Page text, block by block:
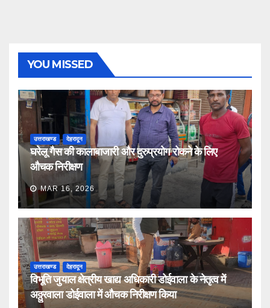
YOU MISSED
उत्तराखण्ड देहरादून
घरेलू गैस की कालाबाजारी और दुरुप्रयोग रोकने के लिए
औचक निरीक्षण
MAR 16, 2026
उत्तराखण्ड देहरादून
विभूति जुयाल क्षेत्रीय खाद्य अधिकारी डोईवाला के नेतृत्व में
अठ्ठुरवाला डोईवाला में औचक निरीक्षण किया